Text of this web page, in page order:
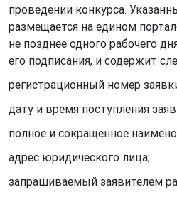
проведении конкурса.
размещается на едином
не позднее одного рабочего
его подписания, и содержит
регистрационный номер
дату и время поступления
полное и сокращенное
адрес юридического лица;
запрашиваемый заявителем